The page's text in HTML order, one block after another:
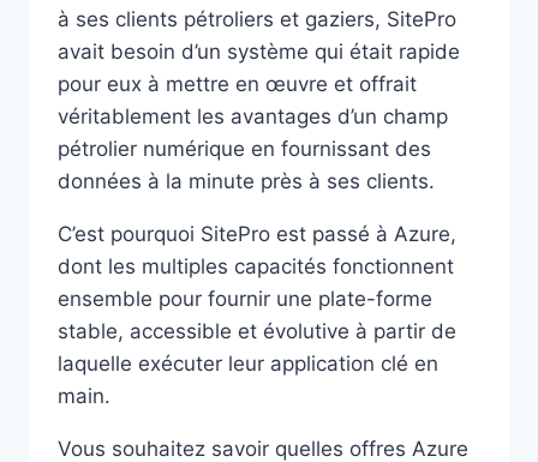
à ses clients pétroliers et gaziers, SitePro
avait besoin d’un système qui était rapide
pour eux à mettre en œuvre et offrait
véritablement les avantages d’un champ
pétrolier numérique en fournissant des
données à la minute près à ses clients.
C’est pourquoi SitePro est passé à Azure,
dont les multiples capacités fonctionnent
ensemble pour fournir une plate-forme
stable, accessible et évolutive à partir de
laquelle exécuter leur application clé en
main.
Vous souhaitez savoir quelles offres Azure